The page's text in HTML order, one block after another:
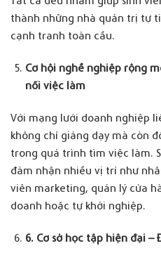
thành những nhà quản trị tự
cạnh tranh toàn cầu.
Cơ hội nghề nghiệp rộng
nối việc làm
Với mạng lưới doanh nghiệp
không chỉ giảng dạy mà còn
trong quá trình tìm việc làm.
đảm nhận nhiều vị trí như
viên marketing, quản lý cửa
doanh hoặc tự khởi nghiệp.
6. Cơ sở học tập hiện đại